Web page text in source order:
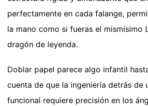
perfectamente en cada falange,
la mano como si fueras el mismísimo
dragón de leyenda.
Doblar papel parece algo infantil
cuenta de que la ingeniería detrás de
funcional requiere precisión en los